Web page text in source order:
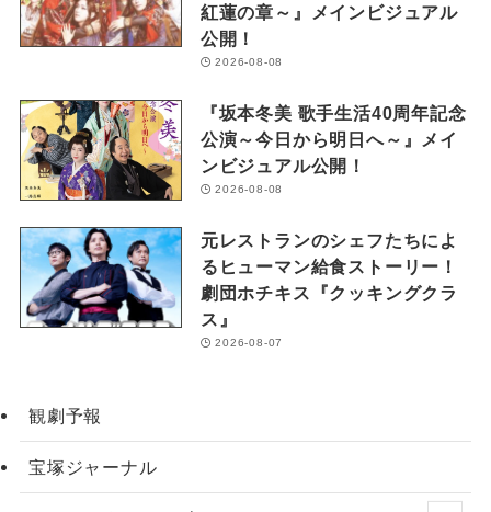
紅蓮の章～』メインビジュアル
公開！
2026-08-08
『坂本冬美 歌手生活40周年記念
公演～今日から明日へ～』メイ
ンビジュアル公開！
2026-08-08
元レストランのシェフたちによ
るヒューマン給食ストーリー！
劇団ホチキス『クッキングクラ
ス』
2026-08-07
観劇予報
宝塚ジャーナル